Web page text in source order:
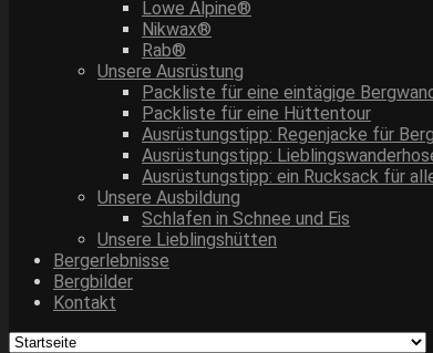
Lowe Alpine®
Nikwax®
Rab®
Unsere Ausrüstung
Packliste für eine eintägige
Packliste für eine Hüttentour
Ausrüstungstipp: Regenjacke für
Ausrüstungstipp:
Ausrüstungstipp: ein Rucksack für
Unsere Ausbildung
Schlafen in Schnee und Eis
Unsere Lieblingshütten
Bergerlebnisse
Bergbilder
Kontakt